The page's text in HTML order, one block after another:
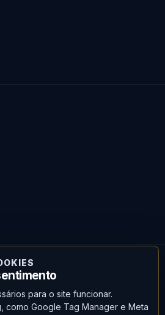
Vila Maria | São Paulo-SP
às 17h | Sex.
para o site funcionar.
como Google Tag Manager e Meta